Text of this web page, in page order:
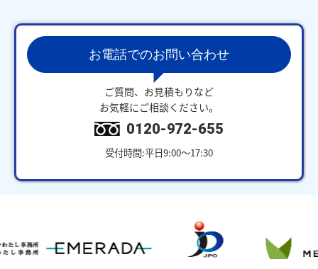
お電話でのお問い合わせ
ご質問、お見積もりなど
お気軽にご相談ください。
0120-972-655
受付時間:平日9:00～17:30